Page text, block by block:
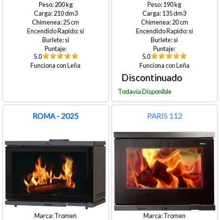
200
210
25
si
si
5.0
Leña
190
135
20
si
si
5.0
Leña
ROMA - 2025
Tromen
PARIS 112
Tromen